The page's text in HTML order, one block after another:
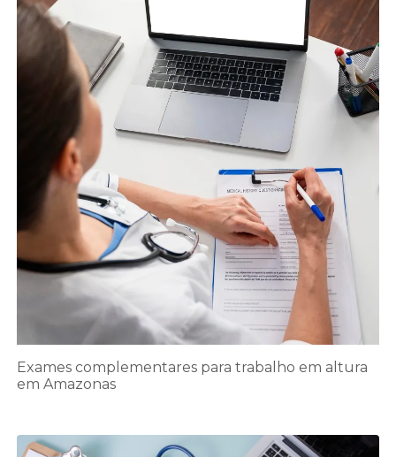
Exames complementares para trabalho em altura
em Amazonas